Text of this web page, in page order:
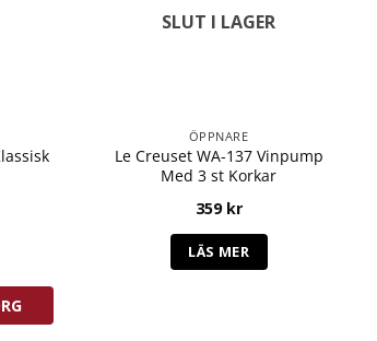
Trähandtag mängd
SLUT I LAGER
ÖPPNARE
Le Creuset WA-137 Vinpump
Med 3 st Korkar
359 kr
LÄS MER